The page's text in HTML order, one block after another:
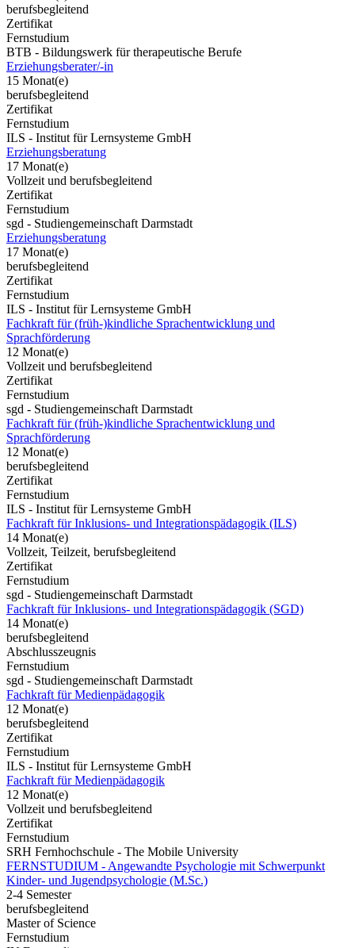
berufsbegleitend
Zertifikat
Fernstudium
BTB - Bildungswerk für therapeutische Berufe
Erziehungsberater/-in
15 Monat(e)
berufsbegleitend
Zertifikat
Fernstudium
ILS - Institut für Lernsysteme GmbH
Erziehungsberatung
17 Monat(e)
Vollzeit und berufsbegleitend
Zertifikat
Fernstudium
sgd - Studiengemeinschaft Darmstadt
Erziehungsberatung
17 Monat(e)
berufsbegleitend
Zertifikat
Fernstudium
ILS - Institut für Lernsysteme GmbH
Fachkraft für (früh-)kindliche Sprachentwicklung und
Sprachförderung
12 Monat(e)
Vollzeit und berufsbegleitend
Zertifikat
Fernstudium
sgd - Studiengemeinschaft Darmstadt
Fachkraft für (früh-)kindliche Sprachentwicklung und
Sprachförderung
12 Monat(e)
berufsbegleitend
Zertifikat
Fernstudium
ILS - Institut für Lernsysteme GmbH
Fachkraft für Inklusions- und Integrationspädagogik (ILS)
14 Monat(e)
Vollzeit, Teilzeit, berufsbegleitend
Zertifikat
Fernstudium
sgd - Studiengemeinschaft Darmstadt
Fachkraft für Inklusions- und Integrationspädagogik (SGD)
14 Monat(e)
berufsbegleitend
Abschlusszeugnis
Fernstudium
sgd - Studiengemeinschaft Darmstadt
Fachkraft für Medienpädagogik
12 Monat(e)
berufsbegleitend
Zertifikat
Fernstudium
ILS - Institut für Lernsysteme GmbH
Fachkraft für Medienpädagogik
12 Monat(e)
Vollzeit und berufsbegleitend
Zertifikat
Fernstudium
SRH Fernhochschule - The Mobile University
FERNSTUDIUM - Angewandte Psychologie mit Schwerpunkt
Kinder- und Jugendpsychologie (M.Sc.)
2-4 Semester
berufsbegleitend
Master of Science
Fernstudium